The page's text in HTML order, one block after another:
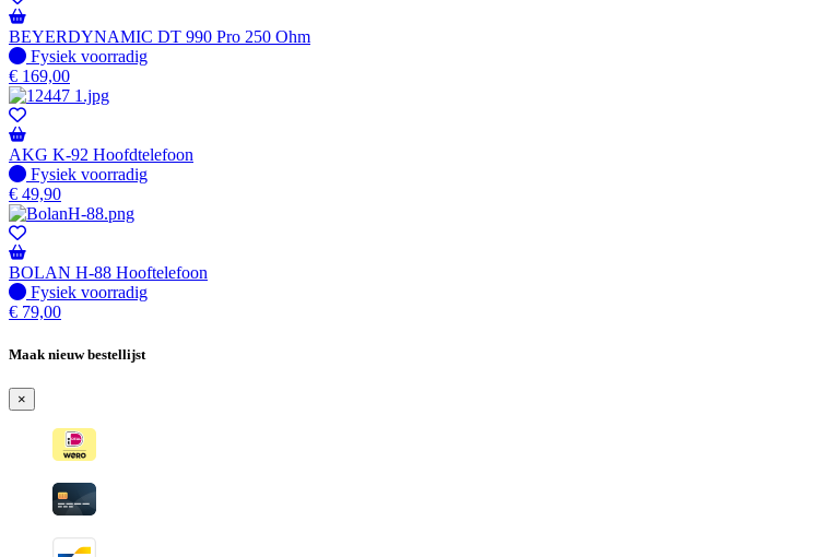
BEYERDYNAMIC DT 990 Pro 250 Ohm
Fysiek voorradig
Fysiek voorradig
€ 169,00
AKG K-92 Hoofdtelefoon
Fysiek voorradig
Fysiek voorradig
€ 49,90
BOLAN H-88 Hooftelefoon
Fysiek voorradig
Fysiek voorradig
€ 79,00
Maak nieuw bestellijst
×